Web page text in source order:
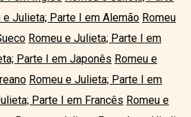
e Julieta; Parte I em Alemão Romeu
Romeu e Julieta; Parte I em
Parte I em Japonês Romeu e
Romeu e Julieta; Parte I em
Parte I em Francês Romeu e